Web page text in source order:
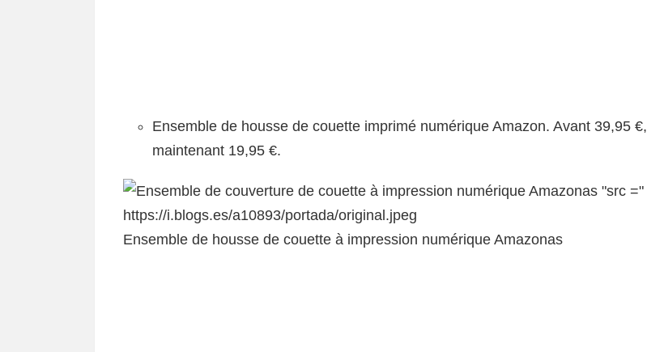
Ensemble de housse de couette imprimé numérique Amazon. Avant 39,95 €,
maintenant 19,95 €.
Ensemble de housse de couette à impression numérique Amazonas